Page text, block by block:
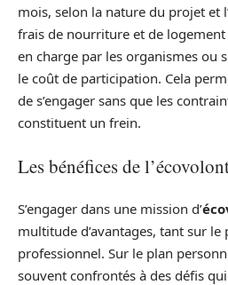
mois, selon la nature du projet et
frais de nourriture et de
en charge par les organismes ou
le coût de participation. Cela
de s’engager sans que les
constituent un frein.
Les bénéfices de
S’engager dans une mission d’
multitude d’avantages, tant sur
professionnel. Sur le plan
souvent confrontés à des défis